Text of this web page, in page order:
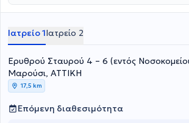
οικογενειών τους, διασφαλίζοντας τη βέλτιστη
Ιατρείο 1Ιατρείο 2
Ερυθρού Σταυρού 4 – 6 (εντός
Μαρούσι, ΑΤΤΙΚΗ
17,5 km
Επόμενη διαθεσιμότητα